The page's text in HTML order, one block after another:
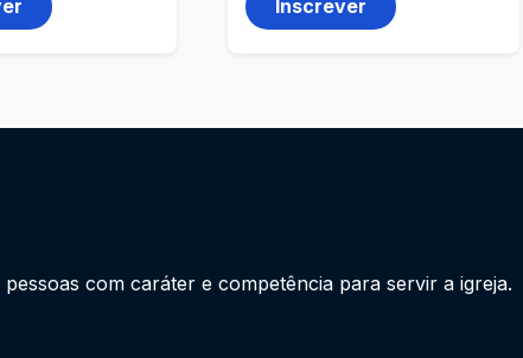
Inscrever
pessoas com caráter e competência para servir a igreja.